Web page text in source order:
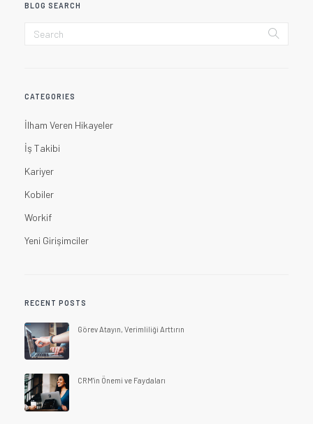
BLOG SEARCH
CATEGORIES
İlham Veren Hikayeler
İş Takibi
Kariyer
Kobiler
Workif
Yeni Girişimciler
RECENT POSTS
Görev Atayın, Verimliliği Arttırın
CRM'in Önemi ve Faydaları